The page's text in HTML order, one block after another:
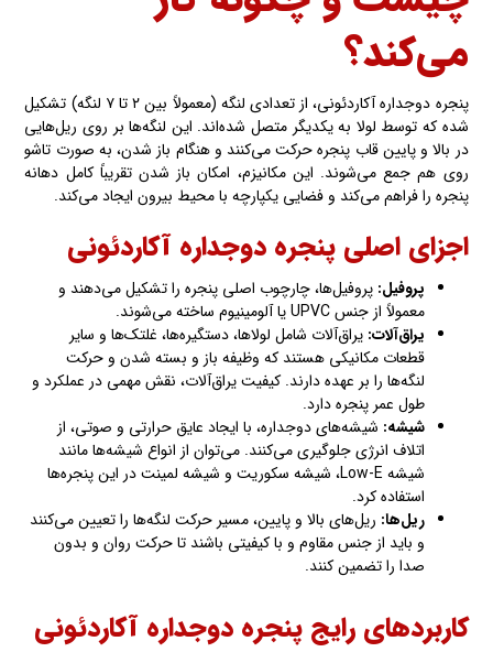
می‌کند؟
پنجره دوجداره آکاردئونی، از تعدادی لنگه (معمولاً بین ۲ تا ۷ لنگه) تشکیل
شده‌ که توسط لولا به یکدیگر متصل شده‌اند. این لنگه‌ها بر روی ریل‌هایی
در بالا و پایین قاب پنجره حرکت می‌کنند و هنگام باز شدن، به صورت تاشو
روی هم جمع می‌شوند. این مکانیزم، امکان باز شدن تقریباً کامل دهانه
پنجره را فراهم می‌کند و فضایی یکپارچه با محیط بیرون ایجاد می‌کند.
اجزای اصلی پنجره دوجداره آکاردئونی
پروفیل: پروفیل‌ها، چارچوب اصلی پنجره را تشکیل می‌دهند و
معمولاً از جنس UPVC یا آلومینیوم ساخته می‌شوند.
یراق‌آلات: یراق‌آلات شامل لولاها، دستگیره‌ها، غلتک‌ها و سایر
قطعات مکانیکی هستند که وظیفه باز و بسته شدن و حرکت
لنگه‌ها را بر عهده دارند. کیفیت یراق‌آلات، نقش مهمی در عملکرد و
طول عمر پنجره دارد.
شیشه: شیشه‌های دوجداره، با ایجاد عایق حرارتی و صوتی، از
اتلاف انرژی جلوگیری می‌کنند. می‌توان از انواع شیشه‌ها مانند
شیشه Low-E، شیشه سکوریت و شیشه لمینت در این پنجره‌ها
استفاده کرد.
ریل‌ها: ریل‌های بالا و پایین، مسیر حرکت لنگه‌ها را تعیین می‌کنند
و باید از جنس مقاوم و با کیفیتی باشند تا حرکت روان و بدون
صدا را تضمین کنند.
کاربردهای رایج پنجره دوجداره آکاردئونی